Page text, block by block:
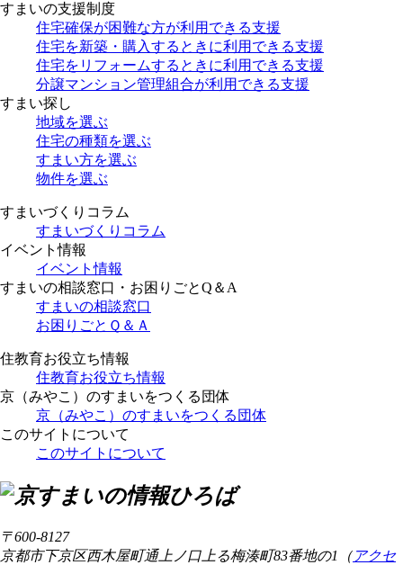
すまいの支援制度
住宅確保が困難な方が利用できる支援
住宅を新築・購入するときに利用できる支援
住宅をリフォームするときに利用できる支援
分譲マンション管理組合が利用できる支援
すまい探し
地域を選ぶ
住宅の種類を選ぶ
すまい方を選ぶ
物件を選ぶ
すまいづくりコラム
すまいづくりコラム
イベント情報
イベント情報
すまいの相談窓口・お困りごとQ＆A
すまいの相談窓口
お困りごとＱ＆Ａ
住教育お役立ち情報
住教育お役立ち情報
京（みやこ）のすまいをつくる団体
京（みやこ）のすまいをつくる団体
このサイトについて
このサイトについて
〒600-8127
京都市下京区西木屋町通上ノ口上る梅湊町83番地の1（ アクセ